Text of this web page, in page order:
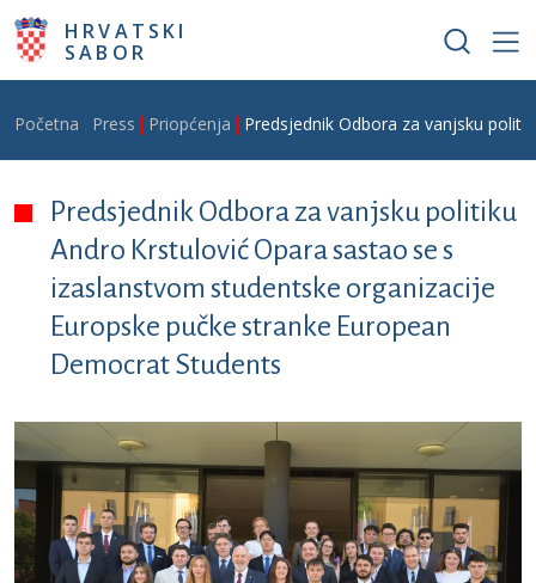
Skoči na glavni sadržaj
HRVATSKI
SABOR
Breadcrumb
Početna Press Priopćenja Predsjednik Odbora za vanjsku
Predsjednik Odbora za vanjsku politiku
Andro Krstulović Opara sastao se s
izaslanstvom studentske organizacije
Europske pučke stranke European
Democrat Students